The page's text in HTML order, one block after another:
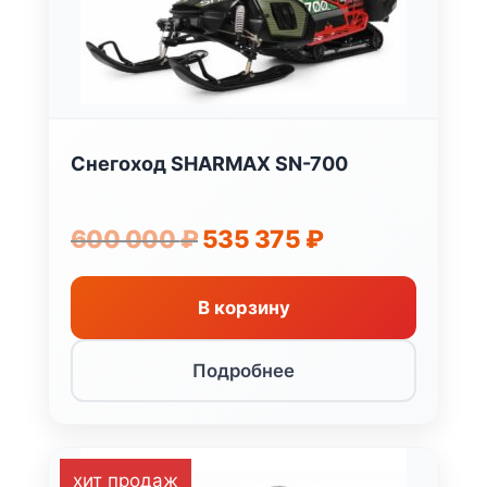
Снегоход SHARMAX SN-700
600 000₽ Первоначальная
цена
составляла
600
535 375 ₽Текущая
535
В корзину
Подробнее
хит продаж